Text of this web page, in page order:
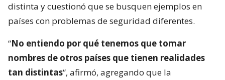
distinta y cuestionó que se busquen ejemplos en
países con problemas de seguridad diferentes.
“No entiendo por qué tenemos que tomar
nombres de otros países que tienen realidades
tan distintas“, afirmó, agregando que la